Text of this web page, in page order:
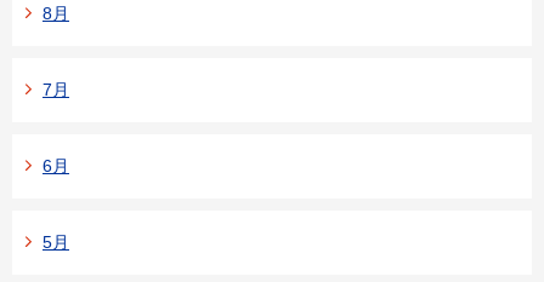
8月
7月
6月
5月